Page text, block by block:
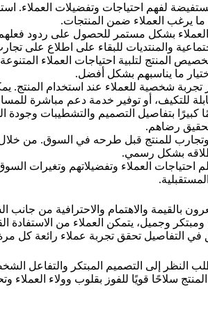
لفهم احتياجات وتفضيلات العملاء.
يرغب العملاء ضمن المنتجات.
بشكل مستمر للحصول على ردود
والمنتديات للبقاء على اطلاع على
المنتج لتلبية احتياجات العملاء
ما يناسبهم بشكل أفضل.
تجربة شخصية للعملاء عند استخدام
للتكيف، أو توفير خدمة دعم مباشرة
كبيرًا بتفاصيل التصميم والتشطيبات
رضاهم.
وتجارب للمنتج قبل طرحه في السوق. من
بشكل رسمي.
احتياجات العملاء وتفضيلاتهم وتغيرات
بالقيمة والاهتمام والاحترافية من جانب
وجميل، يتمكن العملاء من
في التفاصيل تحقق تجربة عملاء رائعة كل
النظر إلى التصميم المبتكر والتفاعل
سلاحًا قويًا للفوز بقلوب وولاء العملاء